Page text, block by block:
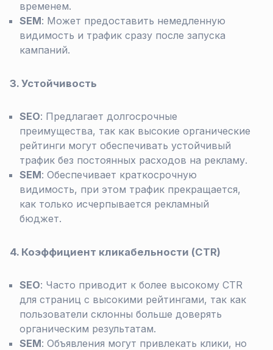
временем.
SEM: Может предоставить немедленную
видимость и трафик сразу после запуска
кампаний.
3. Устойчивость
SEO: Предлагает долгосрочные
преимущества, так как высокие органические
рейтинги могут обеспечивать устойчивый
трафик без постоянных расходов на рекламу.
SEM: Обеспечивает краткосрочную
видимость, при этом трафик прекращается,
как только исчерпывается рекламный
бюджет.
4. Коэффициент кликабельности (CTR)
SEO: Часто приводит к более высокому CTR
для страниц с высокими рейтингами, так как
пользователи склонны больше доверять
органическим результатам.
SEM: Объявления могут привлекать клики, но